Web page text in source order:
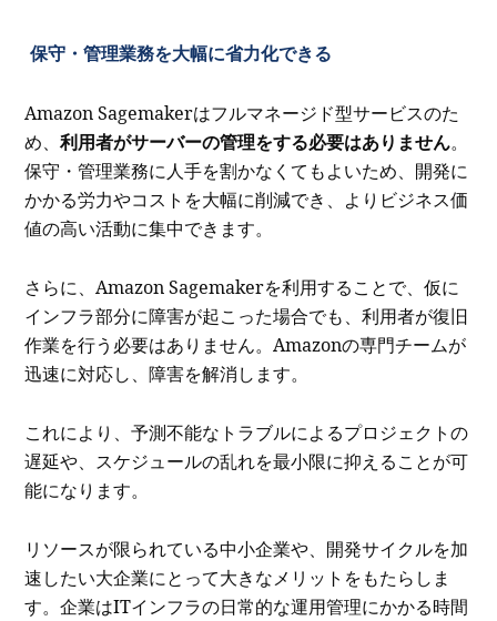
保守・管理業務を大幅に省力化できる
Amazon Sagemakerはフルマネージド型サービスのた
め、利用者がサーバーの管理をする必要はありません。
保守・管理業務に人手を割かなくてもよいため、開発に
かかる労力やコストを大幅に削減でき、 よりビジネス価
値の高い活動に集中できます。
さらに、Amazon Sagemakerを利用することで、仮に
インフラ部分に障害が起こった場合でも、利用者が復旧
作業を行う必要はありません。Amazonの専門チームが
迅速に対応し、障害を解消します。
これにより、予測不能なトラブルによるプロジェクトの
遅延や、スケジュールの乱れを最小限に抑えることが可
能になります。
リソースが限られている中小企業や、開発サイクルを加
速したい大企業にとって大きなメリットをもたらしま
す。企業はITインフラの日常的な運用管理にかかる時間